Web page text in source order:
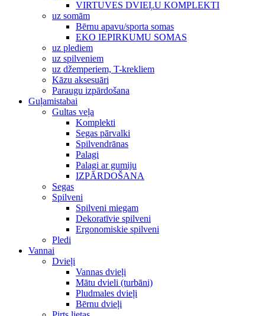
VIRTUVES DVIEĻU KOMPLEKTI
uz somām
Bērnu apavu/sporta somas
EKO IEPIRKUMU SOMAS
uz plediem
uz spilveniem
uz džemperiem, T-krekliem
Kāzu aksesuāri
Paraugu izpārdošana
Guļamistabai
Gultas veļa
Komplekti
Segas pārvalki
Spilvendrānas
Palagi
Palagi ar gumiju
IZPĀRDOŠANA
Segas
Spilveni
Spilveni miegam
Dekoratīvie spilveni
Ergonomiskie spilveni
Pledi
Vannai
Dvieļi
Vannas dvieļi
Mātu dvieli (turbāni)
Pludmales dvieļi
Bērnu dvieļi